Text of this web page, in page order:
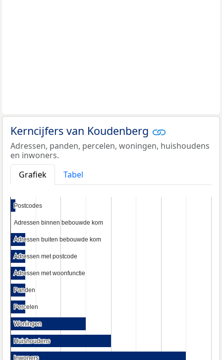
Kerncijfers van Koudenberg
Adressen, panden, percelen, woningen, huishoudens
en inwoners.
Grafiek
Tabel
Postcodes
Postcodes
Adressen binnen bebouwde kom
Adressen binnen bebouwde kom
Adressen buiten bebouwde kom
Adressen buiten bebouwde kom
Adressen met postcode
Adressen met postcode
Adressen met woonfunctie
Adressen met woonfunctie
Panden
Panden
Percelen
Percelen
Woningen
Woningen
Huishoudens
Huishoudens
Inwoners
Inwoners